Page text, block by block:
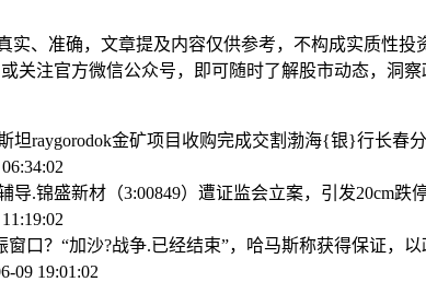
实、准确，文章提及内容仅供参考，不构成实质性投
关注官方微信公众号，即可随时了解股市动态，洞察
坦raygorodok金矿项目收购完成交割 渤海{银}行长春
导.锦盛新材（3:00849）遭证监会立案，引发20cm跌
口？ “加沙?战争.已经结束”，哈马斯称获得保证，
09 19:01:02